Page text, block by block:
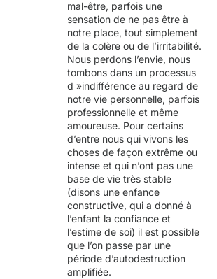
mal-être, parfois une
sensation de ne pas être à
notre place, tout simplement
de la colère ou de l’irritabilité.
Nous perdons l’envie, nous
tombons dans un processus
d »indifférence au regard de
notre vie personnelle, parfois
professionnelle et même
amoureuse. Pour certains
d’entre nous qui vivons les
choses de façon extrême ou
intense et qui n’ont pas une
base de vie très stable
(disons une enfance
constructive, qui a donné à
l’enfant la confiance et
l’estime de soi) il est possible
que l’on passe par une
période d’autodestruction
amplifiée.